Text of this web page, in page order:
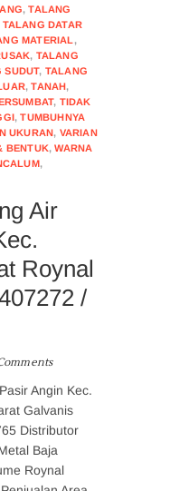
,TALANG
TALANG DATAR
MATERIAL ,
, TALANG
SUDUT, TALANG
,TANAH,
, TIDAK
,TUMBUHNYA
UKURAN, VARIAN
BENTUK,WARNA
,
Air
Roynal
/
Angin Kec.
Galvanis
Distributor
Baja
Roynal